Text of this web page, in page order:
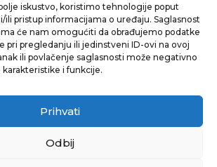
iskustvo, koristimo tehnologije poput
ili pristup informacijama o uređaju. Saglasnost
će nam omogućiti da obrađujemo podatke
pri pregledanju ili jedinstveni ID-ovi na ovoj
ili povlačenje saglasnosti može negativno
i funkcije.
Prihvati
Odbij
HOME
SHOPPING
NEWS
ENTERTAINMENT